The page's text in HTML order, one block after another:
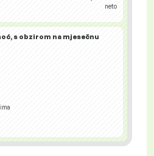
neto
, s obzirom na mjesečnu